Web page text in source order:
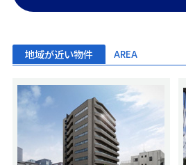
地域が近い物件 AREA